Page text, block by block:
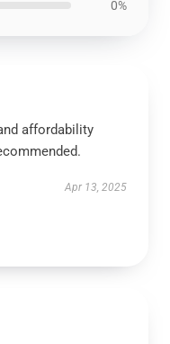
0%
affordability
Apr 13, 2025